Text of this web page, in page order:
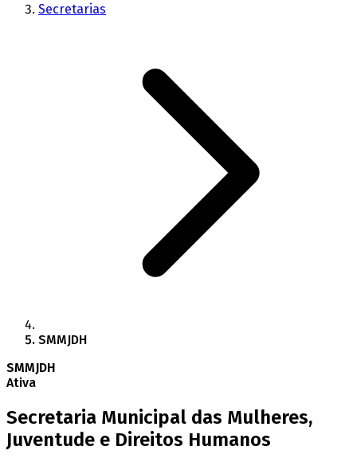
Secretarias
SMMJDH
SMMJDH
Ativa
Secretaria Municipal das Mulheres,
Juventude e Direitos Humanos